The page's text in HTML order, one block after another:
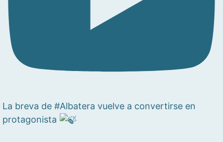
La breva de #Albatera vuelve a convertirse en
protagonista